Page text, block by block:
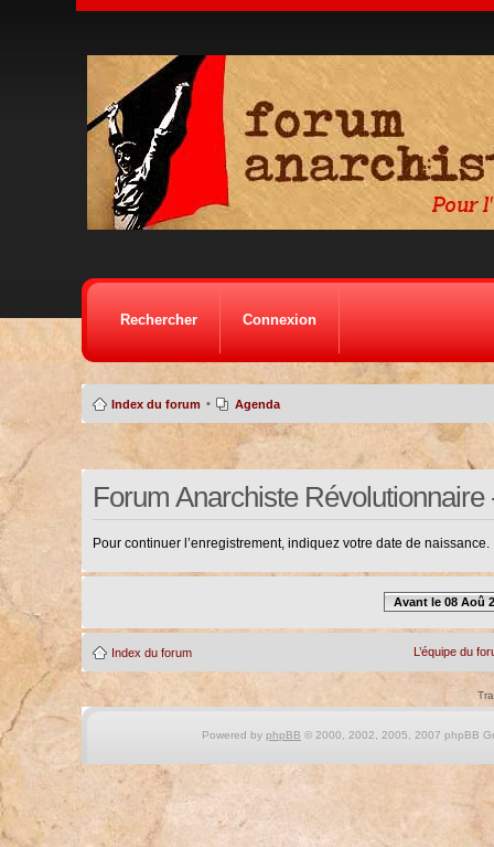
Rechercher Connexion
Index du forum • Agenda
Forum Anarchiste
Pour continuer l’enregistrement, indiquez votre date de naissance.
Avant le 08 Aoû
Index du forum L’équipe du
Powered by phpBB © 2000, 2002, 2005, 2007 phpBB